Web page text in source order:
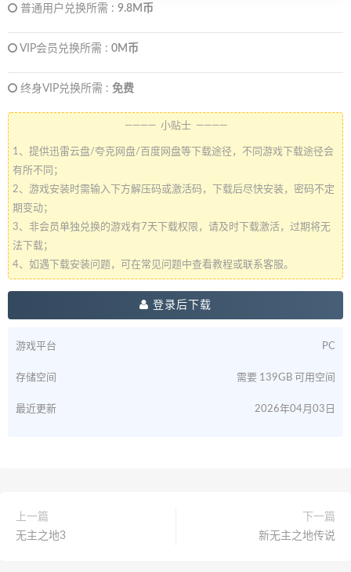
普通用户兑换所需 : 9.8M币
VIP会员兑换所需 : 0M币
终身VIP兑换所需 : 免费
———— 小贴士 ————
1、提供迅雷云盘/夸克网盘/百度网盘等下载途径，不同游戏下载途径会
有所不同；
2、游戏安装时需输入下方解压码或激活码，下载后尽快安装，密码不定
期变动；
3、非会员单独兑换的游戏有7天下载权限，请及时下载激活，过期将无
法下载；
4、如遇下载安装问题，可在常见问题中查看教程或联系客服。
登录后下载
游戏平台 PC
存储空间 需要 139GB 可用空间
最近更新 2026年04月03日
上一篇
无主之地3
下一篇
新无主之地传说